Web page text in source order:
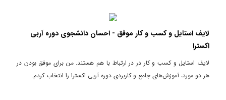
لایف استایل و کسب و کار موفق - احسان دانشجوی دوره آربی
اکسترا
لایف استایل و کسب و کار در در ارتباط با هم هستند. من برای موفق بودن در
هر دو مورد، آموزش‌های جامع و کاربردی دوره آربی اکسترا را انتخاب کردم.